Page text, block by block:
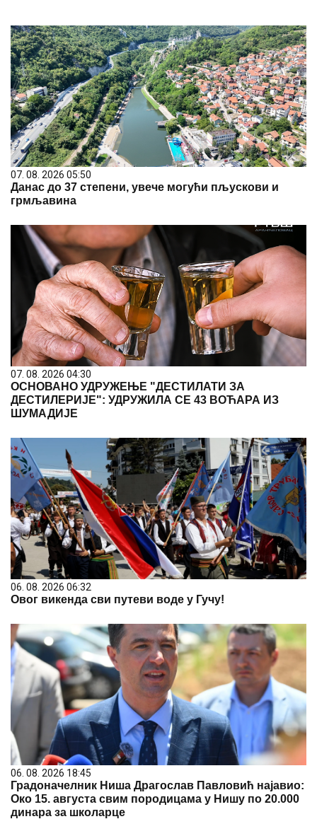
07. 08. 2026 05:50
Данас до 37 степени, увече могући пљускови и
грмљавина
07. 08. 2026 04:30
ОСНОВАНО УДРУЖЕЊЕ "ДЕСТИЛАТИ ЗА
ДЕСТИЛЕРИЈЕ": УДРУЖИЛА СЕ 43 ВОЋАРА ИЗ
ШУМАДИЈЕ
06. 08. 2026 06:32
Овог викенда сви путеви воде у Гучу!
06. 08. 2026 18:45
Градоначелник Ниша Драгослав Павловић најавио:
Око 15. августа свим породицама у Нишу по 20.000
динара за школарце